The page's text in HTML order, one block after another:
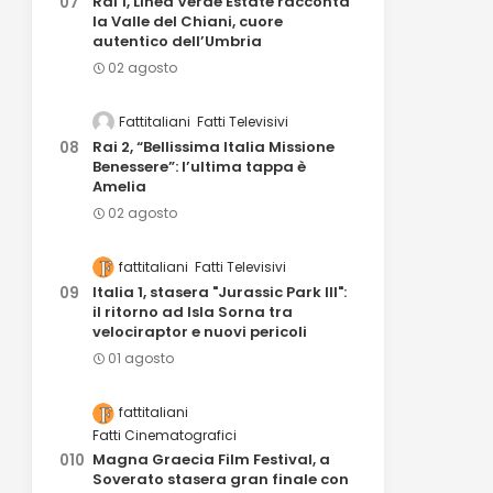
la Valle del Chiani, cuore
autentico dell’Umbria
02 agosto
Fattitaliani Fatti Televisivi
Rai 2, “Bellissima Italia Missione
Benessere”: l’ultima tappa è
Amelia
02 agosto
fattitaliani Fatti Televisivi
Italia 1, stasera "Jurassic Park III":
il ritorno ad Isla Sorna tra
velociraptor e nuovi pericoli
01 agosto
fattitaliani
Fatti Cinematografici
Magna Graecia Film Festival, a
Soverato stasera gran finale con